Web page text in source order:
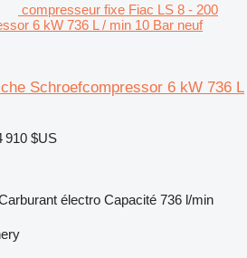
compresseur fixe Fiac LS 8 - 200
6 kW 736 L / min 10 Bar neuf
Schroefcompressor 6 kW 736 L
910 $US
électro Capacité 736 l/min